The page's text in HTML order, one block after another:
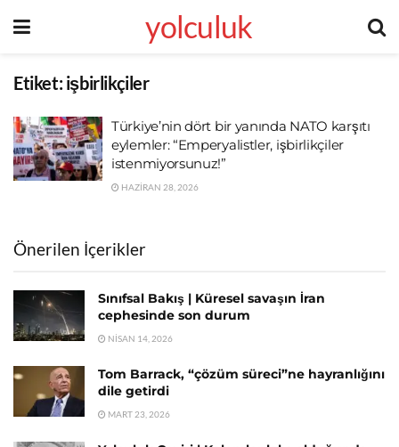
yolculuk
Etiket:işbirlikçiler
Türkiye’nin dört bir yanında NATO karşıtı
eylemler: “Emperyalistler, işbirlikçiler
istenmiyorsunuz!”
HAZIRAN 28, 2026
Önerilen İçerikler
Sınıfsal Bakış | Küresel savaşın İran
cephesinde son durum
NISAN 14, 2026
Tom Barrack, “çözüm süreci”ne hayranlığını
dile getirdi
MART 23, 2026